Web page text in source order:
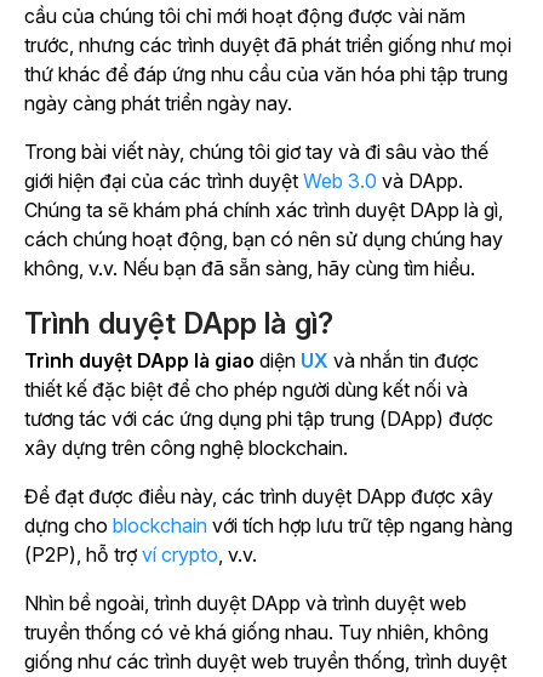
cầu của chúng tôi chỉ mới hoạt động được vài năm
trước, nhưng các trình duyệt đã phát triển giống như mọi
thứ khác để đáp ứng nhu cầu của văn hóa phi tập trung
ngày càng phát triển ngày nay.
Trong bài viết này, chúng tôi giơ tay và đi sâu vào thế
giới hiện đại của các trình duyệt Web 3.0 và DApp.
Chúng ta sẽ khám phá chính xác trình duyệt DApp là gì,
cách chúng hoạt động, bạn có nên sử dụng chúng hay
không, v.v. Nếu bạn đã sẵn sàng, hãy cùng tìm hiểu.
Trình duyệt DApp là gì?
Trình duyệt DApp là giao diện UX và nhắn tin được
thiết kế đặc biệt để cho phép người dùng kết nối và
tương tác với các ứng dụng phi tập trung (DApp) được
xây dựng trên công nghệ blockchain.
Để đạt được điều này, các trình duyệt DApp được xây
dựng cho blockchain với tích hợp lưu trữ tệp ngang hàng
(P2P), hỗ trợ ví crypto, v.v.
Nhìn bề ngoài, trình duyệt DApp và trình duyệt web
truyền thống có vẻ khá giống nhau. Tuy nhiên, không
giống như các trình duyệt web truyền thống, trình duyệt